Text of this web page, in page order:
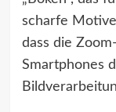
scharfe
dass die
Smartphones